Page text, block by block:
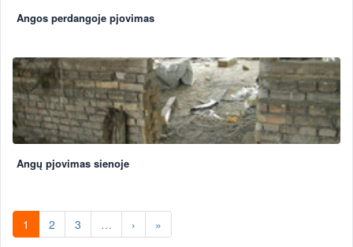
Angos perdangoje pjovimas
Angų pjovimas sienoje
1 2 3 … › »